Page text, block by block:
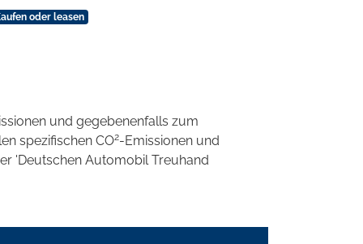
oder leasen
und gegebenenfalls zum
spezifischen CO2-Emissionen und
'Deutschen Automobil Treuhand